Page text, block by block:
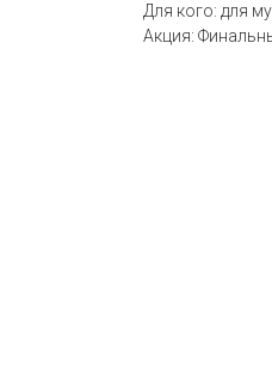
Для кого: для
Акция: